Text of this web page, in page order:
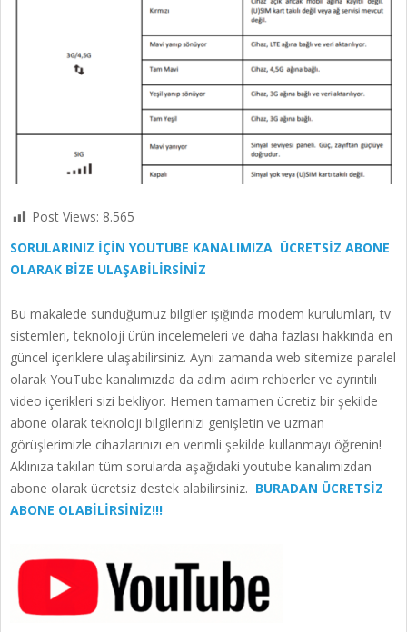
Post Views: 8.565
SORULARINIZ İÇİN YOUTUBE KANALIMIZA ÜCRETSİZ ABONE
OLARAK BİZE ULAŞABİLİRSİNİZ
Bu makalede sunduğumuz bilgiler ışığında modem kurulumları, tv
sistemleri, teknoloji ürün incelemeleri ve daha fazlası hakkında en
güncel içeriklere ulaşabilirsiniz. Aynı zamanda web sitemize paralel
olarak YouTube kanalımızda da adım adım rehberler ve ayrıntılı
video içerikleri sizi bekliyor. Hemen tamamen ücretiz bir şekilde
abone olarak teknoloji bilgilerinizi genişletin ve uzman
görüşlerimizle cihazlarınızı en verimli şekilde kullanmayı öğrenin!
Aklınıza takılan tüm sorularda aşağıdaki youtube kanalımızdan
abone olarak ücretsiz destek alabilirsiniz. BURADAN ÜCRETSİZ
ABONE OLABİLİRSİNİZ!!!